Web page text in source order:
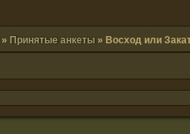
» Принятые анкеты »Восход или